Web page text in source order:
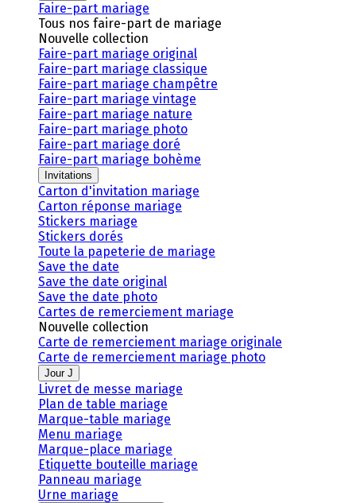
Faire-part mariage
Tous nos faire-part de mariage
Nouvelle collection
Faire-part mariage original
Faire-part mariage classique
Faire-part mariage champêtre
Faire-part mariage vintage
Faire-part mariage nature
Faire-part mariage photo
Faire-part mariage doré
Faire-part mariage bohème
Invitations
Carton d'invitation mariage
Carton réponse mariage
Stickers mariage
Stickers dorés
Toute la papeterie de mariage
Save the date
Save the date original
Save the date photo
Cartes de remerciement mariage
Nouvelle collection
Carte de remerciement mariage originale
Carte de remerciement mariage photo
Jour J
Livret de messe mariage
Plan de table mariage
Marque-table mariage
Menu mariage
Marque-place mariage
Etiquette bouteille mariage
Panneau mariage
Urne mariage